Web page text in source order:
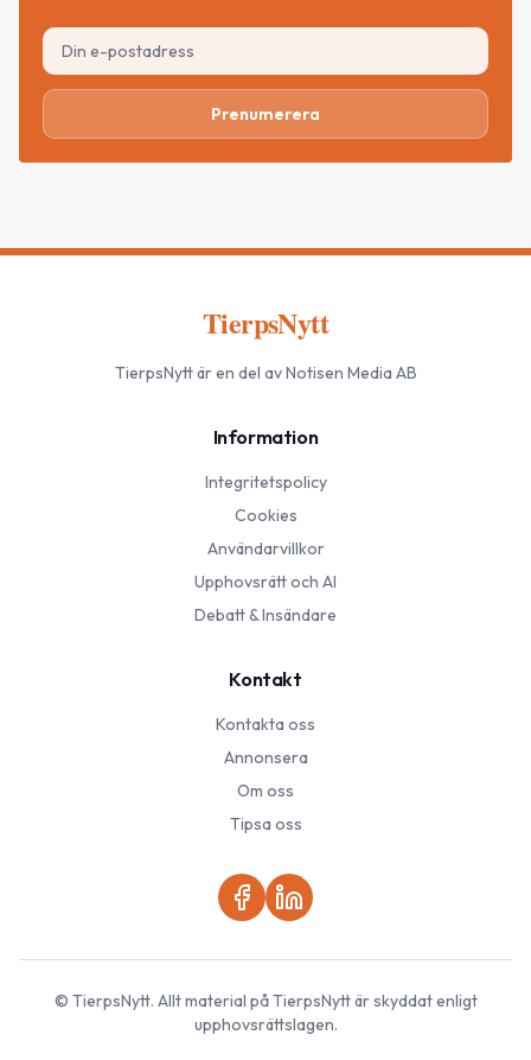
Prenumerera
TierpsNytt
TierpsNyttär en del av Notisen Media AB
Information
Integritetspolicy
Cookies
Användarvillkor
Upphovsrätt och AI
Debatt & Insändare
Kontakt
Kontakta oss
Annonsera
Om oss
Tipsa oss
© TierpsNytt. Allt material påTierpsNyttär skyddat enligt
upphovsrättslagen.